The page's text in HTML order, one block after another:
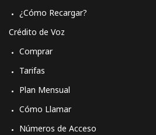
¿Cómo Recargar?
Crédito de Voz
Comprar
Tarifas
Plan Mensual
Cómo Llamar
Números de Acceso